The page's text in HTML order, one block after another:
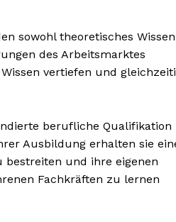
sowohl theoretisches Wissen
des Arbeitsmarktes
vertiefen und
berufliche Qualifikation
Ausbildung erhalten sie
und ihre eigenen
Fachkräften zu lernen